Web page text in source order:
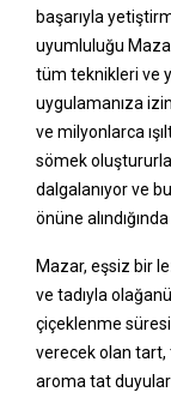
başarıyla
uyumluluğu
tüm teknikleri ve
uygulamanıza
ve milyonlarca
sömek
dalgalanıyor ve
önüne
Mazar, eşsiz bir
ve tadıyla
çiçeklenme
verecek olan tart,
aroma tat